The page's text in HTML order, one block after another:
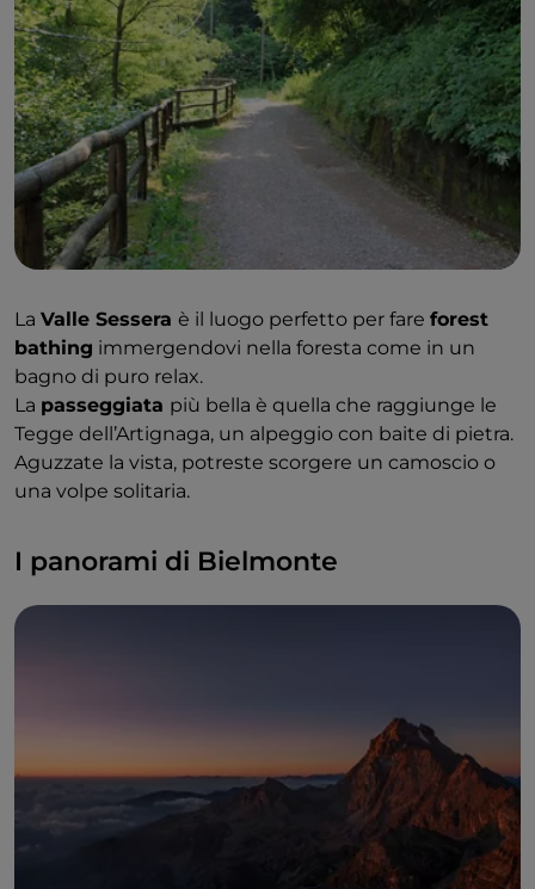
La Valle Sessera è il luogo perfetto per fare forest
bathing immergendovi nella foresta come in un
bagno di puro relax.
La passeggiata più bella è quella che raggiunge le
Tegge dell’Artignaga, un alpeggio con baite di pietra.
Aguzzate la vista, potreste scorgere un camoscio o
una volpe solitaria.
I panorami di Bielmonte